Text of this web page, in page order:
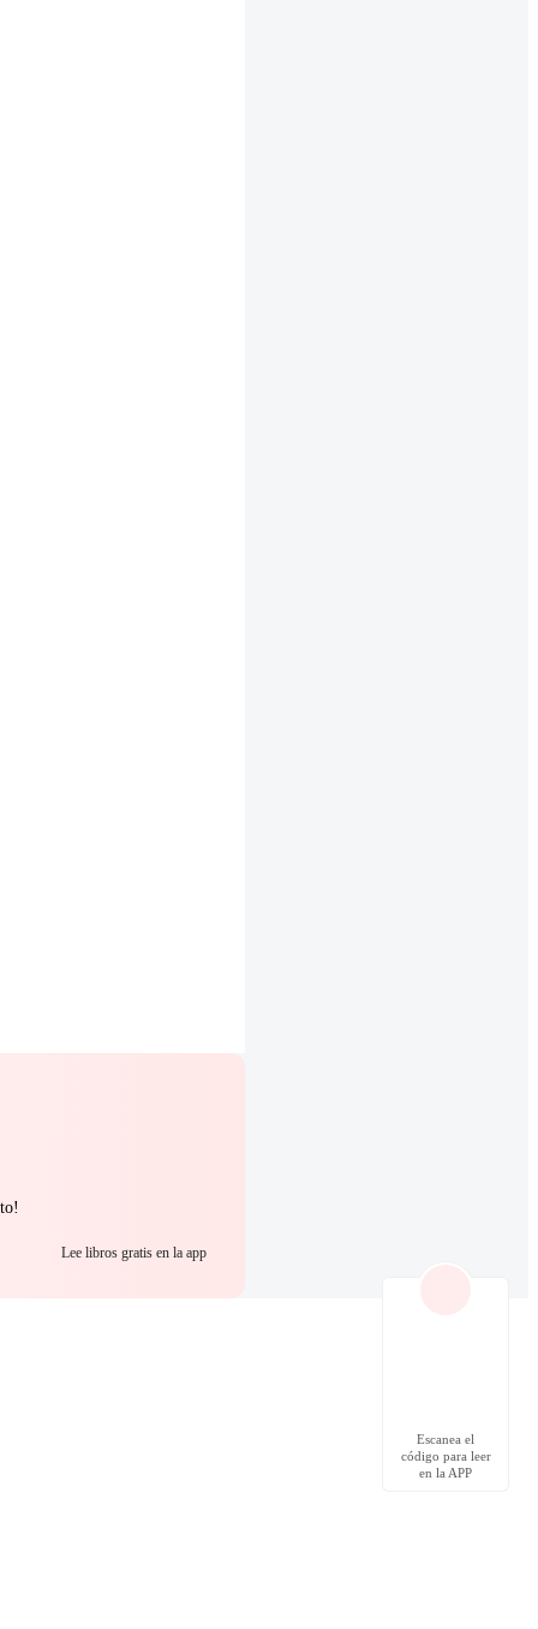
Lee libros gratis en la app
Escanea el
código para leer
en la APP